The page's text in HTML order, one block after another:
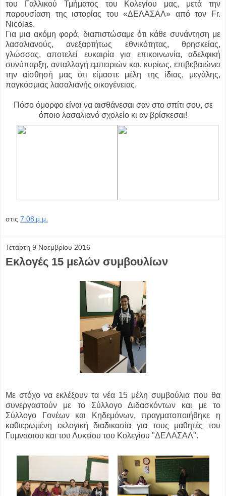
του Γαλλικού Τμήματος του Κολεγίου μας, μετά την
παρουσίαση της ιστορίας του «ΔΕΛΑΣΑΛ» από τον Fr.
Nicolas.
Για μια ακόμη φορά, διαπιστώσαμε ότι κάθε συνάντηση με
λασαλιανούς, ανεξαρτήτως εθνικότητας, θρησκείας,
γλώσσας, αποτελεί ευκαιρία για επικοινωνία, αδελφική
συνύπαρξη, ανταλλαγή εμπειριών και, κυρίως, επιβεβαιώνει
την αίσθησή μας ότι είμαστε μέλη της ίδιας, μεγάλης,
παγκόσμιας λασαλιανής οικογένειας.
Πόσο όμορφο είναι να αισθάνεσαι σαν στο σπίτι σου, σε
όποιο λασαλιανό σχολείο κι αν βρίσκεσαι!
στις 7:08 μ.μ.
Τετάρτη 9 Νοεμβρίου 2016
Εκλογές 15 μελών συμβουλίων
Με στόχο να εκλέξουν τα νέα 15 μέλη συμβούλια που θα
συνεργαστούν με το Σύλλογο Διδασκόντων και με το
Σύλλογο Γονέων και Κηδεμόνων, πραγματοποιήθηκε η
καθιερωμένη εκλογική διαδικασία για τους μαθητές του
Γυμνασιου και του Λυκείου του Κολεγίου "ΔΕΛΑΣΑΛ".